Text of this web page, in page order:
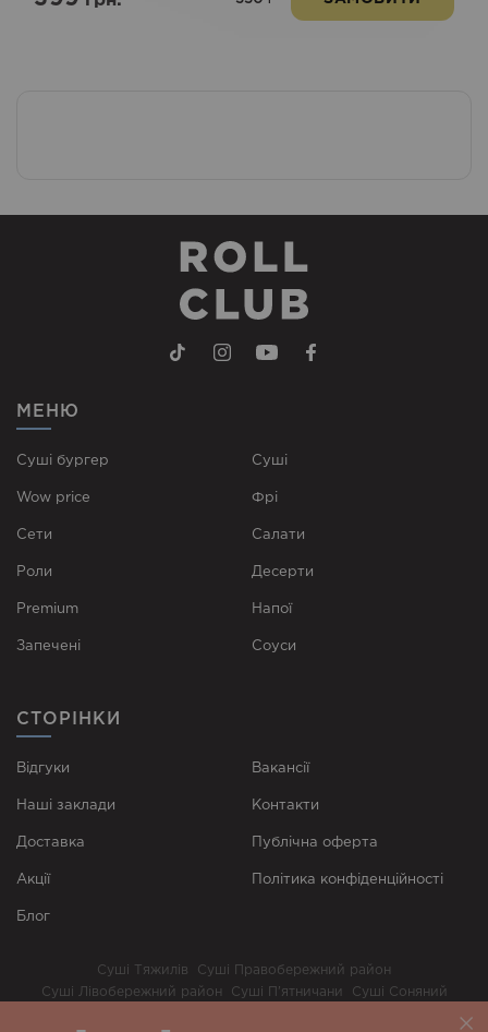
МЕНЮ
Суші бургер
Wow price
Сети
Роли
Premium
Запечені
Суші
Фрі
Cалати
Десерти
Напої
Соуси
СТОРІНКИ
Відгуки
Наші заклади
Доставка
Акції
Блог
Вакансії
Контакти
Публічна оферта
Політика конфіденційності
Суші Тяжилів
Суші Правобережний район
Суші Лівобережний район
Суші П’ятничани
Суші Соняний